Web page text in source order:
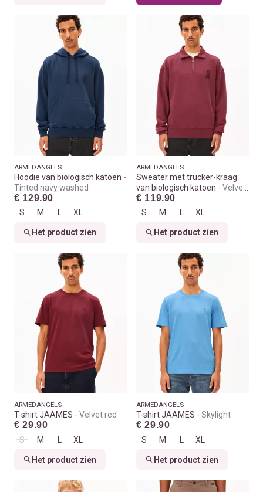
ARMEDANGELS
Hoodie van biologisch katoen
Tinted navy washed
€ 129.90
S M L XL
Het product zien
ARMEDANGELS
Sweater met trucker-kraag
van biologisch katoen
Velvet
red washed
€ 119.90
S M L XL
Het product zien
ARMEDANGELS
T-shirt JAAMES Velvet red
€ 29.90
S M XL
Het product zien
ARMEDANGELS
T-shirt JAAMES Skylight
€ 29.90
S M XL
Het product zien